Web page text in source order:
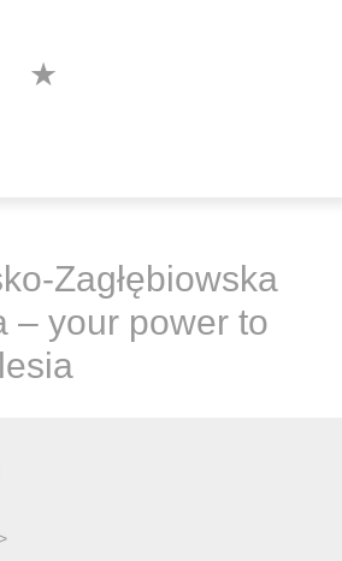
Zagłębiowska
– your power to